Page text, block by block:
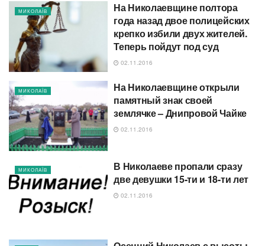
МИКОЛАЇВ
На Николаевщине полтора
года назад двое полицейских
крепко избили двух жителей.
Теперь пойдут под суд
02.11.2016
МИКОЛАЇВ
На Николаевщине открыли
памятный знак своей
землячке – Днипровой Чайке
02.11.2016
МИКОЛАЇВ
В Николаеве пропали сразу
две девушки 15-ти и 18-ти лет
02.11.2016